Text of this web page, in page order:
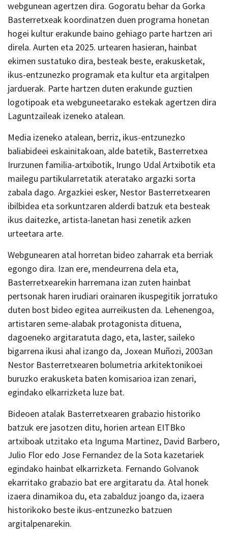
webgunean agertzen dira. Gogoratu behar da Gorka
Basterretxeak koordinatzen duen programa honetan
hogei kultur erakunde baino gehiago parte hartzen ari
direla. Aurten eta 2025. urtearen hasieran, hainbat
ekimen sustatuko dira, besteak beste, erakusketak,
ikus-entzunezko programak eta kultur eta argitalpen
jarduerak. Parte hartzen duten erakunde guztien
logotipoak eta webguneetarako estekak agertzen dira
Laguntzaileak izeneko atalean.
Media izeneko atalean, berriz, ikus-entzunezko
baliabideei eskainitakoan, alde batetik, Basterretxea
Irurzunen familia-artxibotik, Irungo Udal Artxibotik eta
mailegu partikularretatik ateratako argazki sorta
zabala dago. Argazkiei esker, Nestor Basterretxearen
ibilbidea eta sorkuntzaren alderdi batzuk eta besteak
ikus daitezke, artista-lanetan hasi zenetik azken
urteetara arte.
Webgunearen atal horretan bideo zaharrak eta berriak
egongo dira. Izan ere, mendeurrena dela eta,
Basterretxearekin harremana izan zuten hainbat
pertsonak haren irudiari orainaren ikuspegitik jorratuko
duten bost bideo egitea aurreikusten da. Lehenengoa,
artistaren seme-alabak protagonista dituena,
dagoeneko argitaratuta dago, eta, laster, saileko
bigarrena ikusi ahal izango da, Joxean Muñozi, 2003an
Nestor Basterretxearen bolumetria arkitektonikoei
buruzko erakusketa baten komisarioa izan zenari,
egindako elkarrizketa luze bat.
Bideoen atalak Basterretxearen grabazio historiko
batzuk ere jasotzen ditu, horien artean EITBko
artxiboak utzitako eta Inguma Martinez, David Barbero,
Julio Flor edo Jose Fernandez de la Sota kazetariek
egindako hainbat elkarrizketa. Fernando Golvanok
ekarritako grabazio bat ere argitaratu da. Atal honek
izaera dinamikoa du, eta zabalduz joango da, izaera
historikoko beste ikus-entzunezko batzuen
argitalpenarekin.